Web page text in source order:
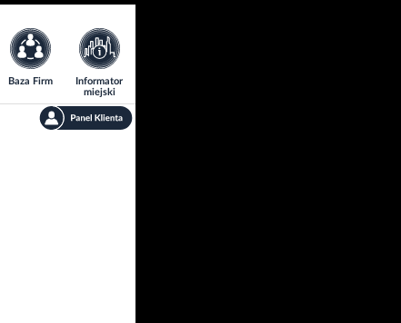
Baza Firm
Informator
miejski